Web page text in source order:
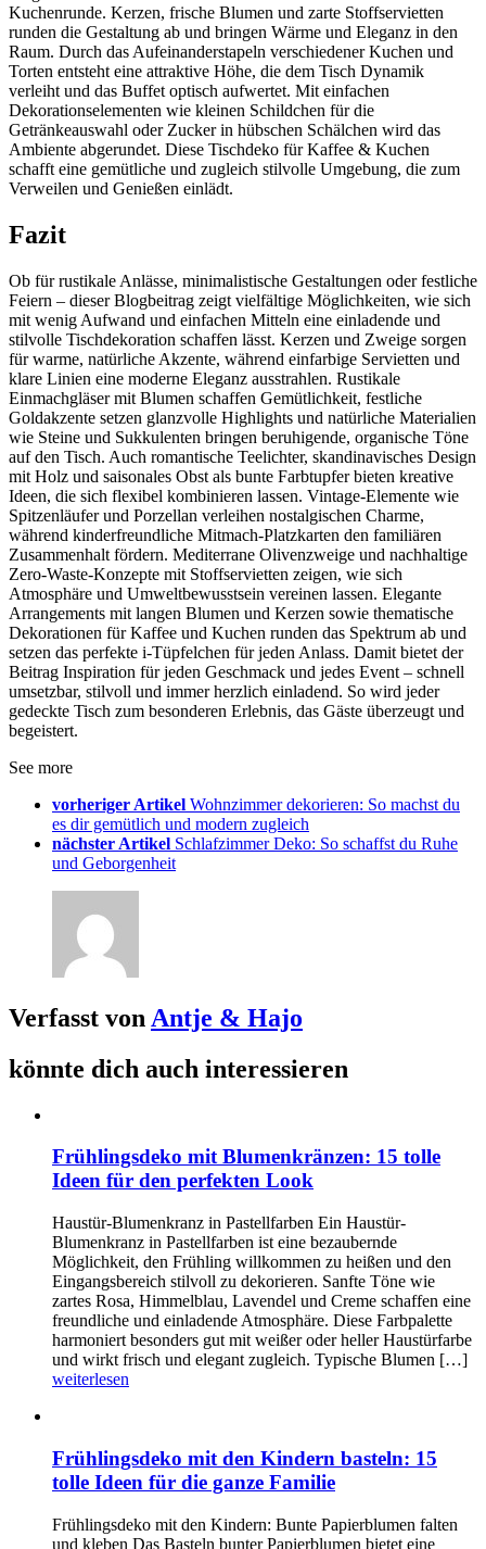
Kuchenrunde. Kerzen, frische Blumen und zarte Stoffservietten
runden die Gestaltung ab und bringen Wärme und Eleganz in den
Raum. Durch das Aufeinanderstapeln verschiedener Kuchen und
Torten entsteht eine attraktive Höhe, die dem Tisch Dynamik
verleiht und das Buffet optisch aufwertet. Mit einfachen
Dekorationselementen wie kleinen Schildchen für die
Getränkeauswahl oder Zucker in hübschen Schälchen wird das
Ambiente abgerundet. Diese Tischdeko für Kaffee & Kuchen
schafft eine gemütliche und zugleich stilvolle Umgebung, die zum
Verweilen und Genießen einlädt.
Fazit
Ob für rustikale Anlässe, minimalistische Gestaltungen oder festliche
Feiern – dieser Blogbeitrag zeigt vielfältige Möglichkeiten, wie sich
mit wenig Aufwand und einfachen Mitteln eine einladende und
stilvolle Tischdekoration schaffen lässt. Kerzen und Zweige sorgen
für warme, natürliche Akzente, während einfarbige Servietten und
klare Linien eine moderne Eleganz ausstrahlen. Rustikale
Einmachgläser mit Blumen schaffen Gemütlichkeit, festliche
Goldakzente setzen glanzvolle Highlights und natürliche Materialien
wie Steine und Sukkulenten bringen beruhigende, organische Töne
auf den Tisch. Auch romantische Teelichter, skandinavisches Design
mit Holz und saisonales Obst als bunte Farbtupfer bieten kreative
Ideen, die sich flexibel kombinieren lassen. Vintage-Elemente wie
Spitzenläufer und Porzellan verleihen nostalgischen Charme,
während kinderfreundliche Mitmach-Platzkarten den familiären
Zusammenhalt fördern. Mediterrane Olivenzweige und nachhaltige
Zero-Waste-Konzepte mit Stoffservietten zeigen, wie sich
Atmosphäre und Umweltbewusstsein vereinen lassen. Elegante
Arrangements mit langen Blumen und Kerzen sowie thematische
Dekorationen für Kaffee und Kuchen runden das Spektrum ab und
setzen das perfekte i-Tüpfelchen für jeden Anlass. Damit bietet der
Beitrag Inspiration für jeden Geschmack und jedes Event – schnell
umsetzbar, stilvoll und immer herzlich einladend. So wird jeder
gedeckte Tisch zum besonderen Erlebnis, das Gäste überzeugt und
begeistert.
See more
vorheriger Artikel Wohnzimmer dekorieren: So machst du
es dir gemütlich und modern zugleich
nächster Artikel Schlafzimmer Deko: So schaffst du Ruhe
und Geborgenheit
Verfasst von Antje & Hajo
könnte dich auch interessieren
Frühlingsdeko mit Blumenkränzen: 15 tolle
Ideen für den perfekten Look
Haustür-Blumenkranz in Pastellfarben Ein Haustür-
Blumenkranz in Pastellfarben ist eine bezaubernde
Möglichkeit, den Frühling willkommen zu heißen und den
Eingangsbereich stilvoll zu dekorieren. Sanfte Töne wie
zartes Rosa, Himmelblau, Lavendel und Creme schaffen eine
freundliche und einladende Atmosphäre. Diese Farbpalette
harmoniert besonders gut mit weißer oder heller Haustürfarbe
und wirkt frisch und elegant zugleich. Typische Blumen […]
weiterlesen
Frühlingsdeko mit den Kindern basteln: 15
tolle Ideen für die ganze Familie
Frühlingsdeko mit den Kindern: Bunte Papierblumen falten
und kleben Das Basteln bunter Papierblumen bietet eine